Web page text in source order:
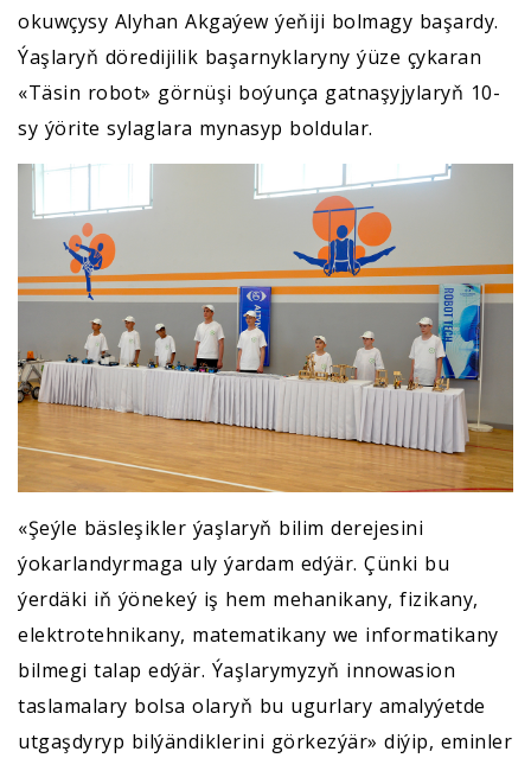
okuwçysy Alyhan Akgaýew ýeňiji bolmagy başardy.
Ýaşlaryň döredijilik başarnyklaryny ýüze çykaran
«Täsin robot» görnüşi boýunça gatnaşyjylaryň 10-
sy ýörite sylaglara mynasyp boldular.
«Şeýle bäsleşikler ýaşlaryň bilim derejesini
ýokarlandyrmaga uly ýardam edýär. Çünki bu
ýerdäki iň ýönekeý iş hem mehanikany, fizikany,
elektrotehnikany, matematikany we informatikany
bilmegi talap edýär. Ýaşlarymyzyň innowasion
taslamalary bolsa olaryň bu ugurlary amalyýetde
utgaşdyryp bilýändiklerini görkezýär» diýip, eminler